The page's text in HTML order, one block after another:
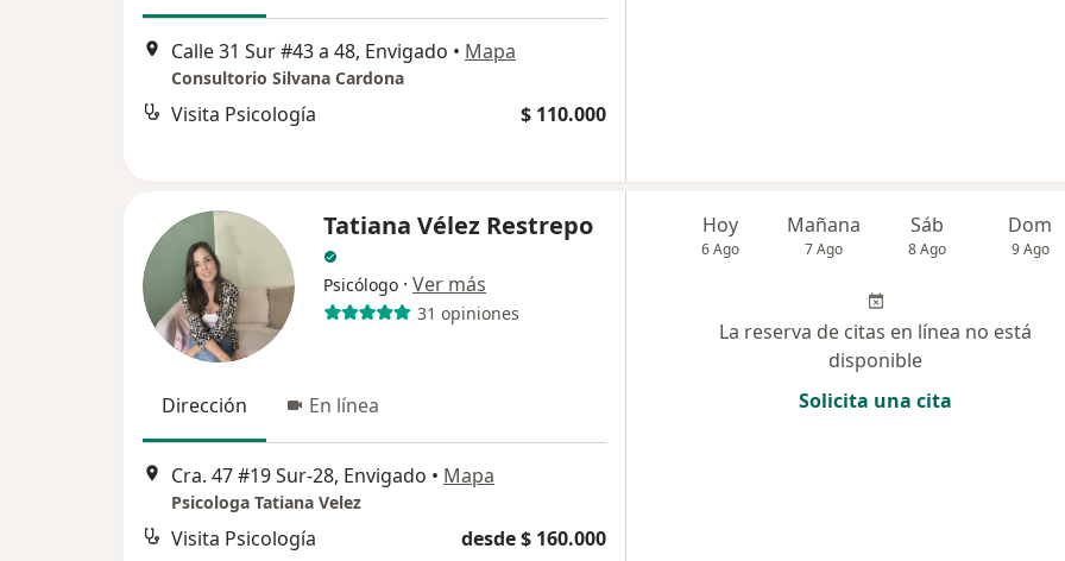
Calle 31 Sur #43 a 48, Envigado • Mapa
Consultorio Silvana Cardona
Visita Psicología $ 110.000
Tatiana Vélez Restrepo
Psicólogo · Ver más
31 opiniones
Dirección En línea
Cra. 47 #19 Sur-28, Envigado • Mapa
Psicologa Tatiana Velez
Visita Psicología desde $ 160.000
Hoy
6 Ago
Mañana
7 Ago
Sáb
8 Ago
Dom
9 Ago
La reserva de citas en línea no está
disponible
Solicita una cita